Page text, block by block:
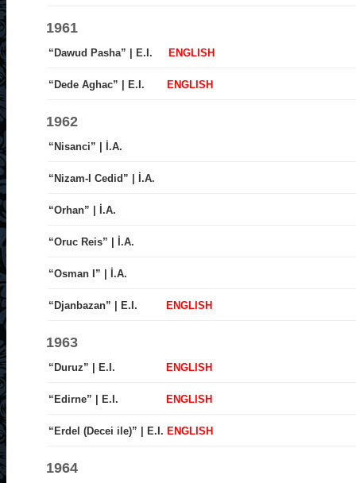
1961
“Dawud Pasha” | E.I. ENGLISH
“Dede Aghac” | E.I. ENGLISH
1962
“Nisanci” | İ.A.
“Nizam-I Cedid” | İ.A.
“Orhan” | İ.A.
“Oruc Reis” | İ.A.
“Osman I” | İ.A.
“Djanbazan” | E.I. ENGLISH
1963
“Duruz” | E.I. ENGLISH
“Edirne” | E.I. ENGLISH
“Erdel (Decei ile)” | E.I. ENGLISH
1964